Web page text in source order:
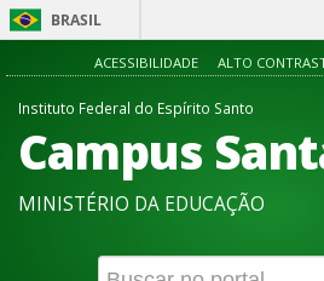
BRASIL
ACESSIBILIDADE ALTO
Instituto Federal do Espírito Santo
Campus
MINISTÉRIO DA EDUCAÇÃO